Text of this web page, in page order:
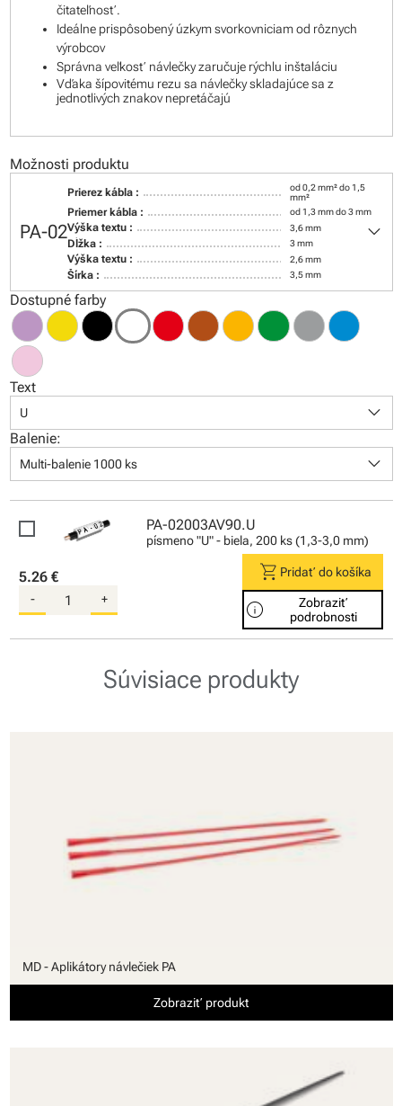
čitateľnosť.
Ideálne prispôsobený úzkym svorkovniciam od rôznych
výrobcov
Správna veľkosť návlečky zaručuje rýchlu inštaláciu
Vďaka šípovitému rezu sa návlečky skladajúce sa z
jednotlivých znakov nepretáčajú
Možnosti produktu
PA-02
Prierez kábla :
od 0,2 mm² do 1,5
mm²
Priemer kábla : od 1,3 mm do 3 mm
Výška textu : 3,6 mm
Dĺžka : 3 mm
Výška textu : 2,6 mm
Šírka : 3,5 mm
keyboard_arrow_down
Dostupné farby
Text
U keyboard_arrow_down
Balenie:
Multi-balenie 1000 ks keyboard_arrow_down
PA-02003AV90.U
písmeno "U" - biela, 200 ks (1,3-3,0 mm)
5.26 €
- +
shopping_cart Pridať do košíka
info
Zobraziť
podrobnosti
Súvisiace produkty
MD - Aplikátory návlečiek PA
Zobraziť produkt